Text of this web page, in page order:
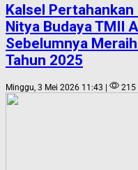
Kalsel
Nitya Budaya TMII
Sebelumnya
Tahun 2025
Minggu, 3 Mei 2026 11:43 | 215